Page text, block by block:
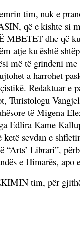
tim, nuk e
që e kishte si
dhe që
atje ku është
më të grindeni
a harrohet
Redaktuar
Turistologu
të Migena
Edlira Kame
sevdan e
“Arts’ Librari”,
e Himarës,
tim, për